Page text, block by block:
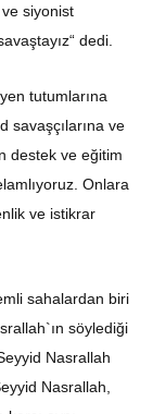
siyonist
dedi.
tutumlarına
savaşçılarına ve
destek ve eğitim
Onlara
ve istikrar
sahalardan biri
söylediği
Nasrallah
Nasrallah,